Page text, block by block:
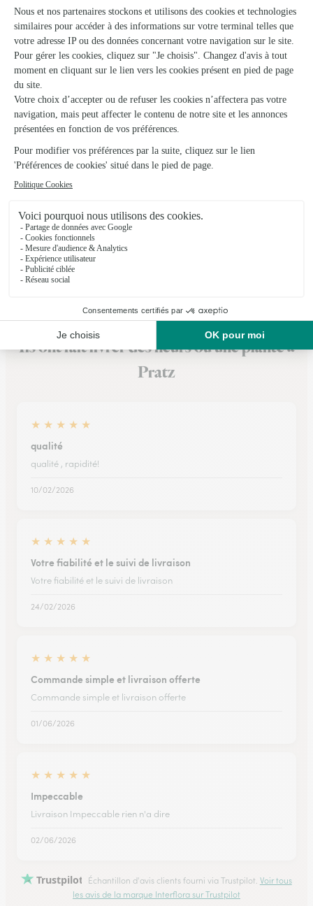
27, rue Jules Grevy
Voir la boutique
A L’orchidee
Orgelet
★★★★★4.7 (62)
3, Avenue France-Comté
Voir la boutique
Ils ont fait livrer des fleurs ou une plante à
Pratz
★ ★ ★ ★ ★
qualité
qualité , rapidité!
10/02/2026
★ ★ ★ ★ ★
Votre fiabilité et le suivi de livraison
Votre fiabilité et le suivi de livraison
24/02/2026
★ ★ ★ ★ ★
Commande simple et livraison offerte
Commande simple et livraison offerte
01/06/2026
★ ★ ★ ★ ★
Impeccable
Livraison Impeccable rien n'a dire
02/06/2026
Trustpilot Échantillon d'avis clients fourni via Trustpilot. Voir tous
les avis de la marque Interflora sur Trustpilot